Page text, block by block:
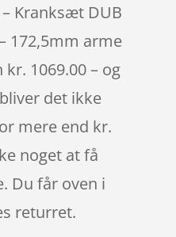
– Kranksæt DUB
172,5mm arme
1069.00 – og
det ikke
mere end kr.
noget at få
Du får oven i
returret.